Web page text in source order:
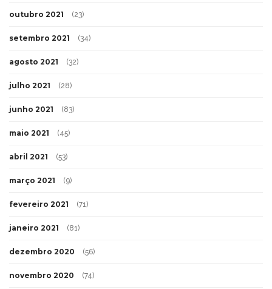
outubro 2021 (23)
setembro 2021 (34)
agosto 2021 (32)
julho 2021 (28)
junho 2021 (83)
maio 2021 (45)
abril 2021 (53)
março 2021 (9)
fevereiro 2021 (71)
janeiro 2021 (81)
dezembro 2020 (56)
novembro 2020 (74)